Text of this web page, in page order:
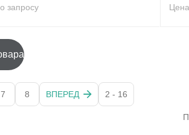
запросу
7 8 ВПЕРЕД 2 - 16